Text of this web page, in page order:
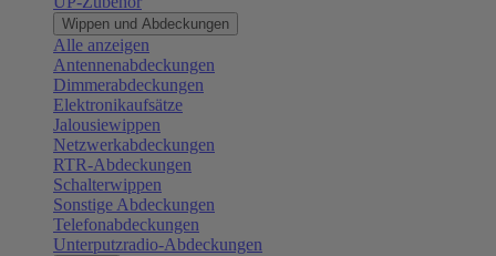
Wippen und Abdeckungen
Alle anzeigen
Antennenabdeckungen
Dimmerabdeckungen
Elektronikaufsätze
Jalousiewippen
Netzwerkabdeckungen
RTR-Abdeckungen
Schalterwippen
Sonstige Abdeckungen
Telefonabdeckungen
Unterputzradio-Abdeckungen